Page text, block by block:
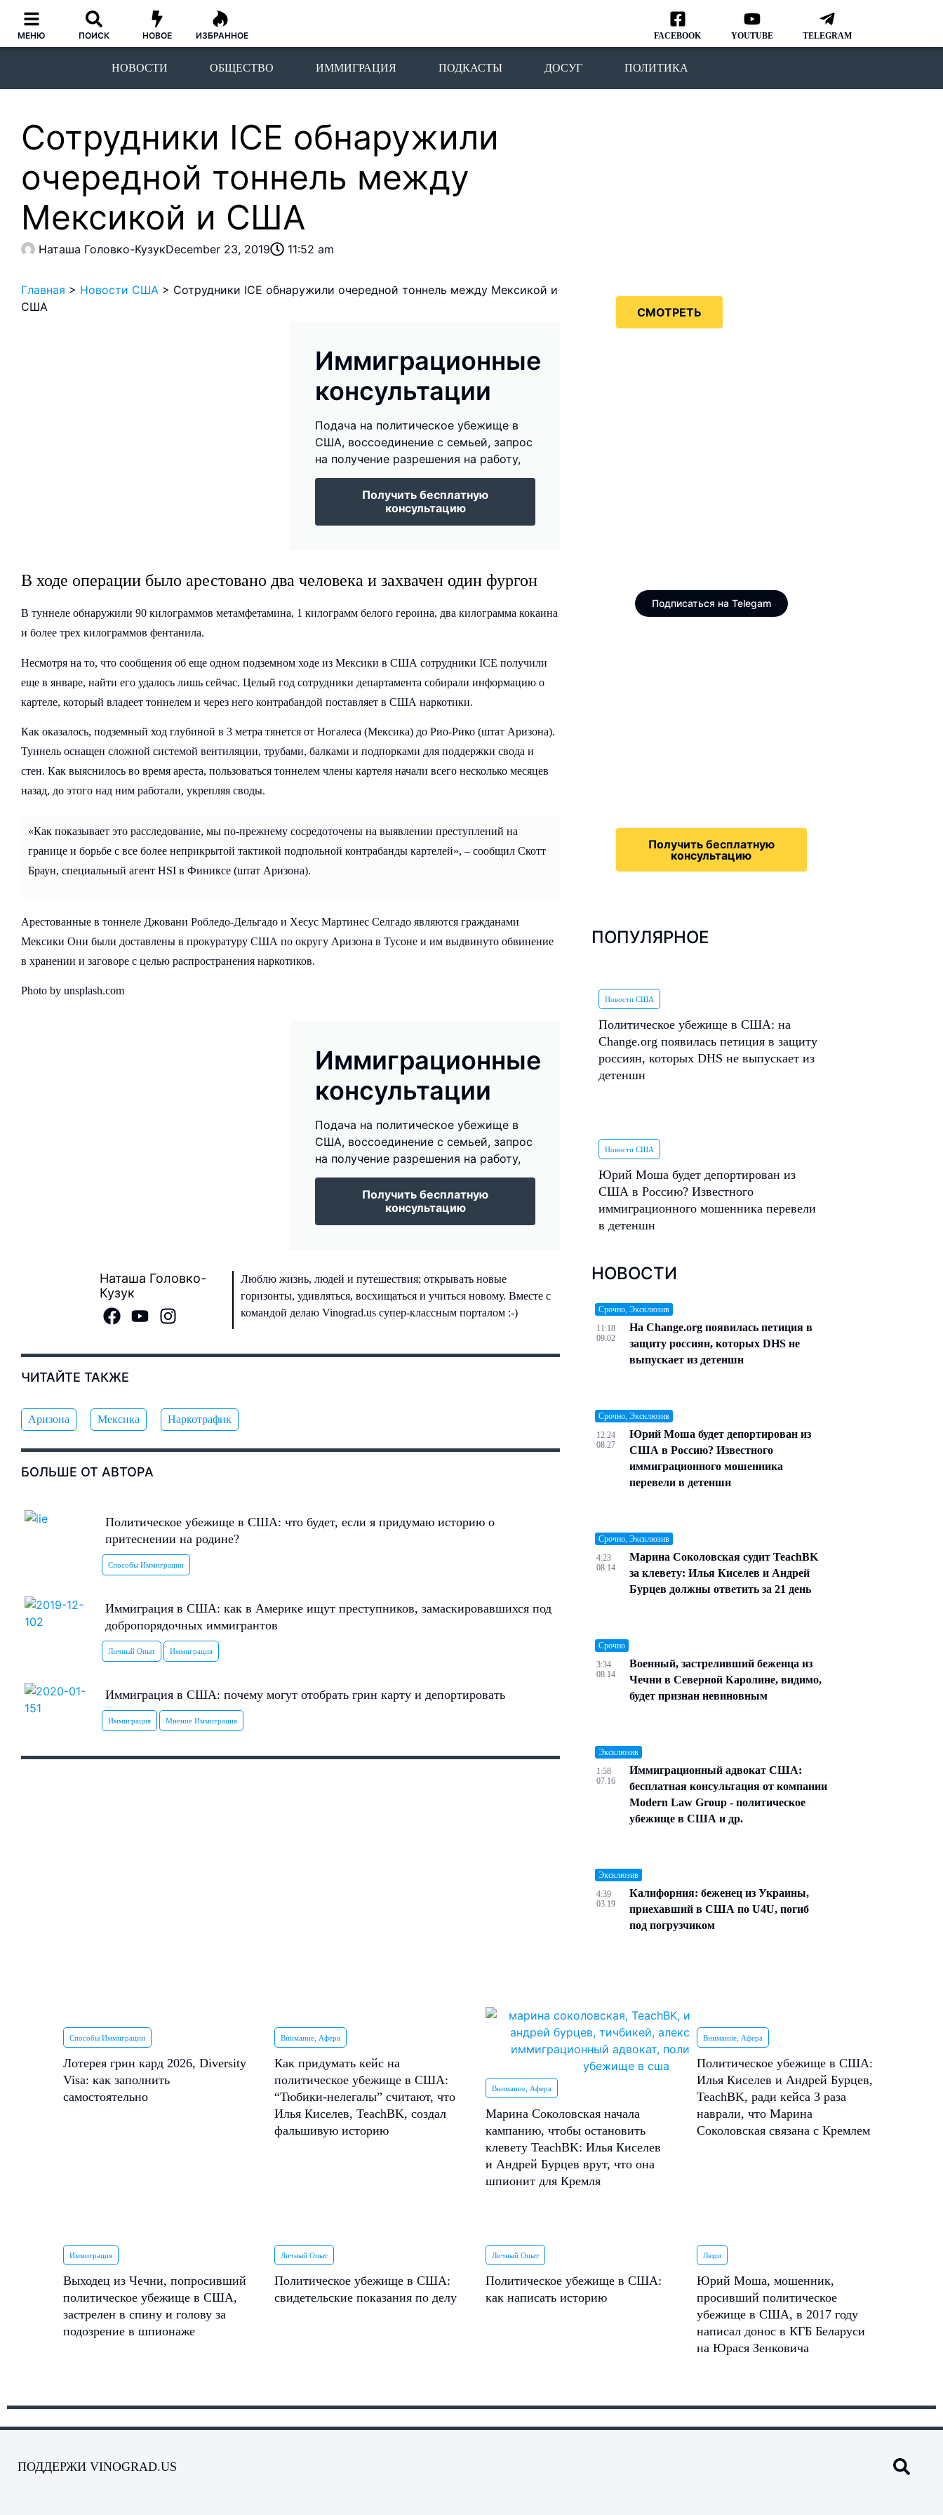
МЕНЮ ПОИСК НОВОЕ ИЗБРАННОЕ FACEBOOK YOUTUBE TELEGRAM
НОВОСТИ ОБЩЕСТВО ИММИГРАЦИЯ ПОДКАСТЫ ДОСУГ ПОЛИТИКА
Сотрудники ICE обнаружили
очередной тоннель между
Мексикой и США
Наташа Головко-КузукDecember 23, 2019 11:52 am
Главная > Новости США > Сотрудники ICE обнаружили очередной тоннель между Мексикой и
США
Иммиграционные
консультации
Подача на политическое убежище в
США, воссоединение с семьей, запрос
на получение разрешения на работу,
Получить бесплатную
консультацию
В ходе операции было арестовано два человека и захвачен один фургон
В туннеле обнаружили 90 килограммов метамфетамина, 1 килограмм белого героина, два килограмма кокаина
и более трех килограммов фентанила.
Несмотря на то, что сообщения об еще одном подземном ходе из Мексики в США сотрудники ICE получили
еще в январе, найти его удалось лишь сейчас. Целый год сотрудники департамента собирали информацию о
картеле, который владеет тоннелем и через него контрабандой поставляет в США наркотики.
Как оказалось, подземный ход глубиной в 3 метра тянется от Ногалеса (Мексика) до Рио-Рико (штат Аризона).
Туннель оснащен сложной системой вентиляции, трубами, балками и подпорками для поддержки свода и
стен. Как выяснилось во время ареста, пользоваться тоннелем члены картеля начали всего несколько месяцев
назад, до этого над ним работали, укрепляя своды.
«Как показывает это расследование, мы по-прежнему сосредоточены на выявлении преступлений на
границе и борьбе с все более неприкрытой тактикой подпольной контрабанды картелей», – сообщил Скотт
Браун, специальный агент HSI в Финиксе (штат Аризона).
Арестованные в тоннеле Джовани Робледо-Дельгадо и Хесус Мартинес Селгадо являются гражданами
Мексики Они были доставлены в прокуратуру США по округу Аризона в Тусоне и им выдвинуто обвинение
в хранении и заговоре с целью распространения наркотиков.
Photo by unsplash.com
Иммиграционные
консультации
Подача на политическое убежище в
США, воссоединение с семьей, запрос
на получение разрешения на работу,
Получить бесплатную
консультацию
Наташа Головко-
Кузук
Люблю жизнь, людей и путешествия; открывать новые
горизонты, удивляться, восхищаться и учиться новому. Вместе с
командой делаю Vinograd.us супер-классным порталом :-)
ЧИТАЙТЕ ТАКЖЕ
Аризона Мексика Наркотрафик
БОЛЬШЕ ОТ АВТОРА
Политическое убежище в США: что будет, если я придумаю историю о
притеснении на родине?
Способы Иммиграции
Иммиграция в США: как в Америке ищут преступников, замаскировавшихся под
добропорядочных иммигрантов
Личный Опыт Иммиграция
Иммиграция в США: почему могут отобрать грин карту и депортировать
Иммиграция Мнение Иммиграция
СМОТРЕТЬ
Подписаться на Telegam
Получить бесплатную
консультацию
ПОПУЛЯРНОЕ
Новости США
Политическое убежище в США: на
Change.org появилась петиция в защиту
россиян, которых DHS не выпускает из
детеншн
Новости США
Юрий Моша будет депортирован из
США в Россию? Известного
иммиграционного мошенника перевели
в детеншн
НОВОСТИ
Срочно, Эксклюзив
11:18
09.02
На Change.org появилась петиция в
защиту россиян, которых DHS не
выпускает из детеншн
Срочно, Эксклюзив
12:24
08.27
Юрий Моша будет депортирован из
США в Россию? Известного
иммиграционного мошенника
перевели в детеншн
Срочно, Эксклюзив
4:23
08.14
Марина Соколовская судит TeachBK
за клевету: Илья Киселев и Андрей
Бурцев должны ответить за 21 день
Срочно
3:34
08.14
Военный, застреливший беженца из
Чечни в Северной Каролине, видимо,
будет признан невиновным
Эксклюзив
1:58
07.16
Иммиграционный адвокат США:
бесплатная консультация от компании
Modern Law Group - политическое
убежище в США и др.
Эксклюзив
4:39
03.19
Калифорния: беженец из Украины,
приехавший в США по U4U, погиб
под погрузчиком
Способы Иммиграции
Лотерея грин кард 2026, Diversity
Visa: как заполнить
самостоятельно
Внимание, Афера
Как придумать кейс на
политическое убежище в США:
“Тюбики-нелегалы” считают, что
Илья Киселев, TeachBK, создал
фальшивую историю
Внимание, Афера
Марина Соколовская начала
кампанию, чтобы остановить
клевету TeachBK: Илья Киселев
и Андрей Бурцев врут, что она
шпионит для Кремля
Внимание, Афера
Политическое убежище в США:
Илья Киселев и Андрей Бурцев,
TeachBK, ради кейса 3 раза
наврали, что Марина
Соколовская связана с Кремлем
Иммиграция
Выходец из Чечни, попросивший
политическое убежище в США,
застрелен в спину и голову за
подозрение в шпионаже
Личный Опыт
Политическое убежище в США:
свидетельские показания по делу
Личный Опыт
Политическое убежище в США:
как написать историю
Люди
Юрий Моша, мошенник,
просивший политическое
убежище в США, в 2017 году
написал донос в КГБ Беларуси
на Юрася Зенковича
ПОДДЕРЖИ VINOGRAD.US